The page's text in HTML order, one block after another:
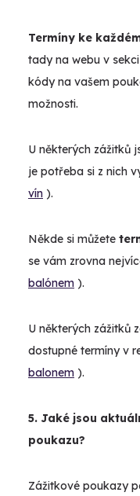
Termíny ke
tady na webu v sekci
kódy na vašem
možnosti.
U některých zážitků
je potřeba si z nich
vín ).
Někde si můžete
se vám zrovna
balónem ).
U některých zážitků
dostupné termíny v
balonem ).
5. Jaké jsou
poukazu?
Zážitkové poukazy